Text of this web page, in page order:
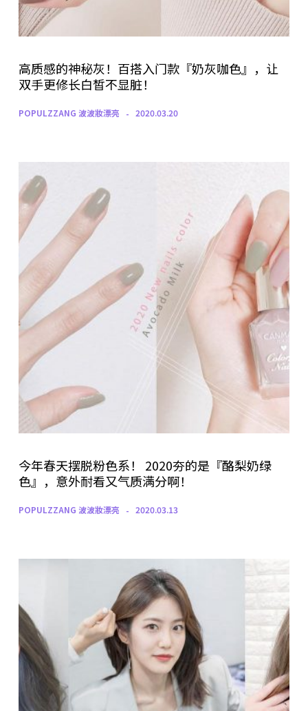
高质感的神秘灰！百搭入门款『奶灰咖色』，让
双手更修长白皙不显脏！
POPULZZANG 波波妝漂亮 2020.03.20
今年春天摆脱粉色系！ 2020夯的是『酪梨奶绿
色』，意外耐看又气质满分啊！
POPULZZANG 波波妝漂亮 2020.03.13